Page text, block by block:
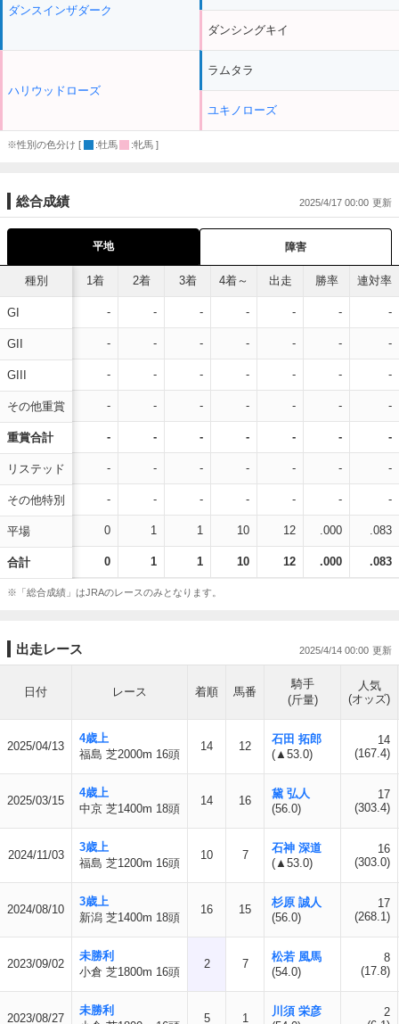
ダンスインザダーク
ハリウッドローズ
ダンシングキイ
ラムタラ
ユキノローズ
※性別の色分け [ :牡馬 :牝馬 ]
総合成績 2025/4/17 00:00
平地 障害
種別
GI
GII
GIII
その他重賞
重賞合計
リステッド
その他特別
平場
合計
1着 2着 3着 4着～ 出走 勝率 連対率
- - - - - - -
- - - - - - -
- - - - - - -
- - - - - - -
- - - - - - -
- - - - - - -
- - - - - - -
0 1 1 10 12 .000 .083
0 1 1 10 12 .000 .083
※「総合成績」はJRAのレースのみとなります。
出走レース 2025/4/14 00:00
日付 レース 着順 馬番
騎手
(斤量)
人気
(オッズ)
2025/04/13
4歳上
福島 芝2000m 16頭
14 12
石田 拓郎
(▲53.0)
14
(167.4)
2025/03/15
4歳上
中京 芝1400m 18頭
14 16
黛 弘人
(56.0)
17
(303.4)
2024/11/03
3歳上
福島 芝1200m 16頭
10 7
石神 深道
(▲53.0)
16
(303.0)
2024/08/10
3歳上
新潟 芝1400m 18頭
16 15
杉原 誠人
(56.0)
17
(268.1)
2023/09/02
未勝利
小倉 芝1800m 16頭
2 7
松若 風馬
(54.0)
8
(17.8)
2023/08/27
未勝利
5 1
川須 栄彦
2